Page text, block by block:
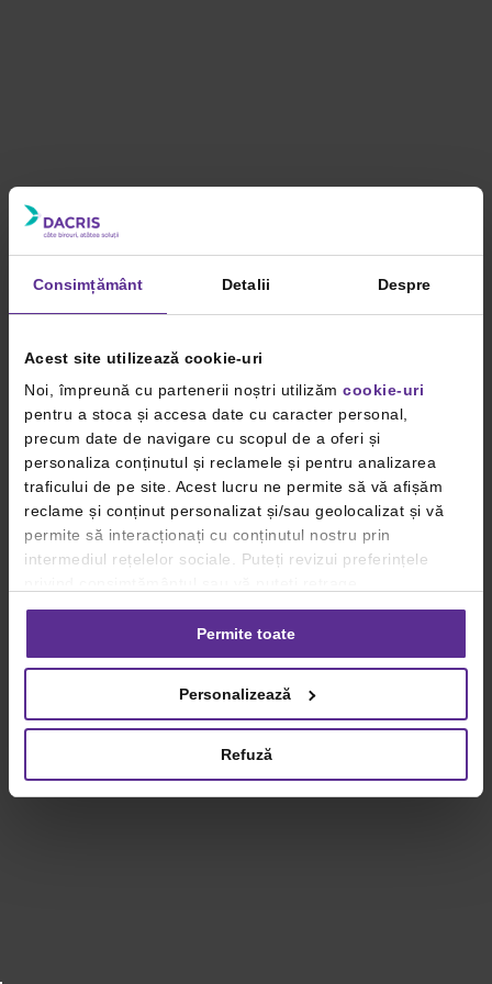
Consimțământ Detalii Despre
Acest site utilizează cookie-uri
Noi, împreună cu partenerii noștri utilizăm cookie-uri
pentru a stoca și accesa date cu caracter personal,
precum date de navigare cu scopul de a oferi și
personaliza conținutul și reclamele și pentru analizarea
traficului de pe site. Acest lucru ne permite să vă afișăm
reclame și conținut personalizat și/sau geolocalizat și vă
permite să interacționați cu conținutul nostru prin
intermediul rețelelor sociale. Puteți revizui preferințele
consimțământul oricând, făcând click pe linkul către
setările dvs. de cookie-uri.
privind utilizarea modulelor cookie.Detalii
Permite toate
Personalizează
Refuză